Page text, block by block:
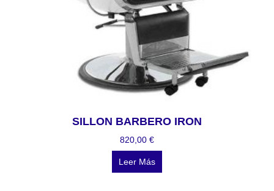
SILLON BARBERO IRON
820,00 €
Leer Más